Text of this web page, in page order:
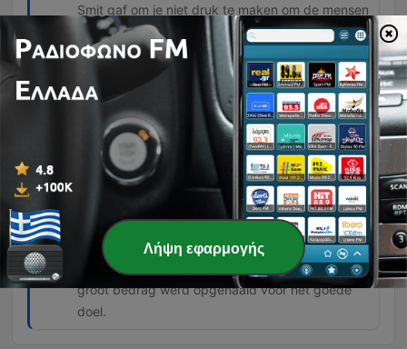
Smit gaf om je niet druk te maken om de mensen
die je niet mogen.
Je kan uit je gebrek ook je kracht halen.
00:50:16 · Dit vat de essentie samen van zijn
visie op het transformeren van uitdagingen naar
unieke eigenschappen.
Toen hebben we zevenhalve ton in een
dag opgehaald... aan tikkies. Grootste
tikkieactie ever.
02:00:44 · De spreker vertelt over een enorme
collectieve actie waarbij via kleine bijdragen een
groot bedrag werd opgehaald voor het goede
doel.
Λήψη εφαρμογής